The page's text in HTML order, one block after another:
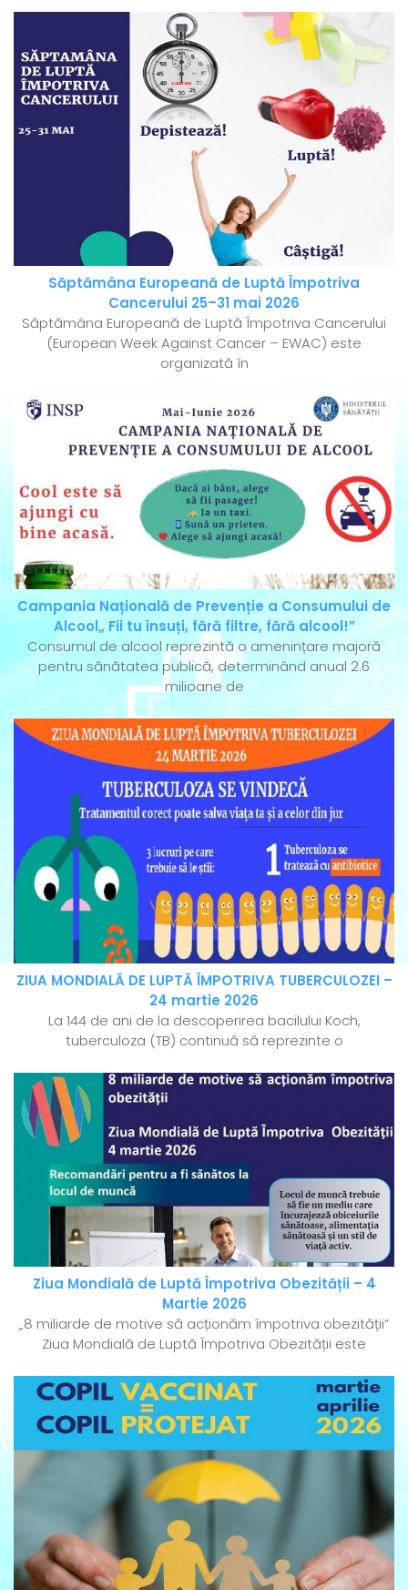
Săptămâna Europeană de Luptă Împotriva
Cancerului 25–31 mai 2026
Săptămâna Europeană de Luptă Împotriva Cancerului
(European Week Against Cancer – EWAC) este
organizată în
Campania Națională de Prevenție a Consumului de
Alcool„ Fii tu însuți, fără filtre, fără alcool!”
Consumul de alcool reprezintă o amenințare majoră
pentru sănătatea publică, determinând anual 2.6
milioane de
ZIUA MONDIALĂ DE LUPTĂ ÎMPOTRIVA TUBERCULOZEI –
24 martie 2026
La 144 de ani de la descoperirea bacilului Koch,
tuberculoza (TB) continuă să reprezinte o
Ziua Mondială de Luptă Împotriva Obezității – 4
Martie 2026
„8 miliarde de motive să acționăm împotriva obezității”
Ziua Mondială de Luptă Împotriva Obezității este